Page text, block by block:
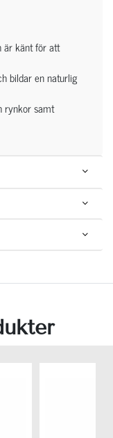
är känt för att
bildar en naturlig
rynkor samt